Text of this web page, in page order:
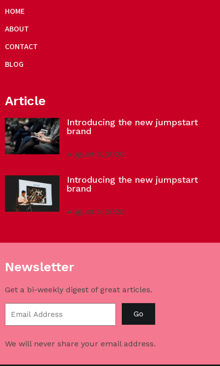
HOME
ABOUT
CONTACT
BLOG
Article
Introducing the new jumpstart
brand
August 6, 2020
Introducing the new jumpstart
brand
August 6, 2020
Newsletter
Get a bi-weekly digest of great articles.
Go
We will never share your email address.